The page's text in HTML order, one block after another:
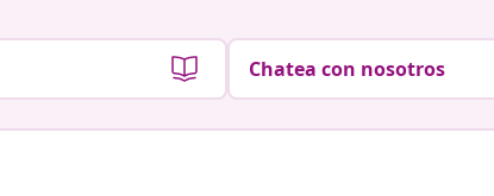
Chatea con nosotros